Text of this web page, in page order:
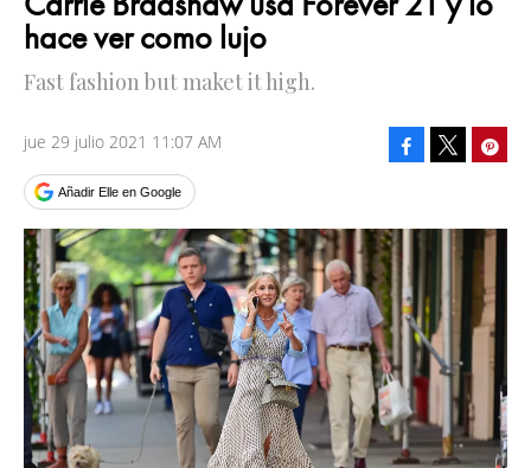
hace ver como lujo
Fast fashion but maket it high.
jue 29 julio 2021 11:07 AM
Añadir Elle en Google
Facebook